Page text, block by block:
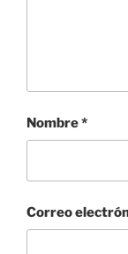
Nombre*
Correo